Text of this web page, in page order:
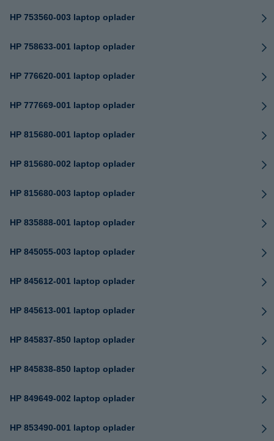
HP 753560-003 laptop oplader
HP 758633-001 laptop oplader
HP 776620-001 laptop oplader
HP 777669-001 laptop oplader
HP 815680-001 laptop oplader
HP 815680-002 laptop oplader
HP 815680-003 laptop oplader
HP 835888-001 laptop oplader
HP 845055-003 laptop oplader
HP 845612-001 laptop oplader
HP 845613-001 laptop oplader
HP 845837-850 laptop oplader
HP 845838-850 laptop oplader
HP 849649-002 laptop oplader
HP 853490-001 laptop oplader